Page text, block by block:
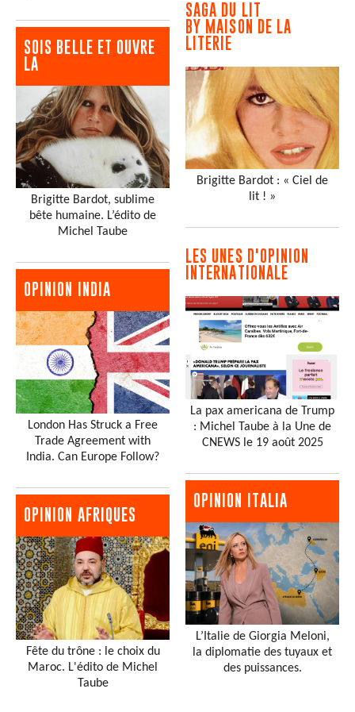
SOIS BELLE ET OUVRE
LA
Brigitte Bardot, sublime
bête humaine. L’édito de
Michel Taube
OPINION INDIA
London Has Struck a Free
Trade Agreement with
India. Can Europe Follow?
OPINION AFRIQUES
Fête du trône : le choix du
Maroc. L'édito de Michel
Taube
SAGA DU LIT
BY MAISON DE LA
LITERIE
Brigitte Bardot : « Ciel de
lit ! »
LES UNES D'OPINION
INTERNATIONALE
La pax americana de Trump
: Michel Taube à la Une de
CNEWS le 19 août 2025
OPINION ITALIA
L’Italie de Giorgia Meloni,
la diplomatie des tuyaux et
des puissances.